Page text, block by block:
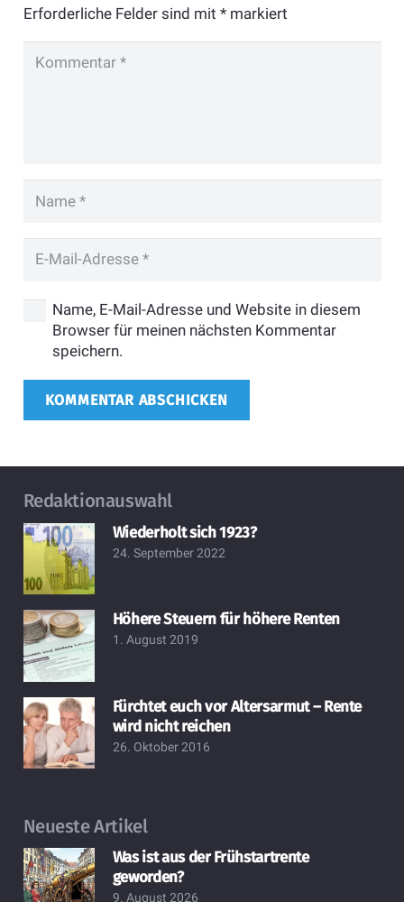
Erforderliche Felder sind mit *markiert
Name, E-Mail-Adresse und Website in diesem
Browser für meinen nächsten Kommentar
speichern.
KOMMENTAR ABSCHICKEN
Redaktionauswahl
Wiederholt sich 1923?
24. September 2022
Höhere Steuern für höhere Renten
1. August 2019
Fürchtet euch vor Altersarmut – Rente
wird nicht reichen
26. Oktober 2016
Neueste Artikel
Was ist aus der Frühstartrente
geworden?
9. August 2026